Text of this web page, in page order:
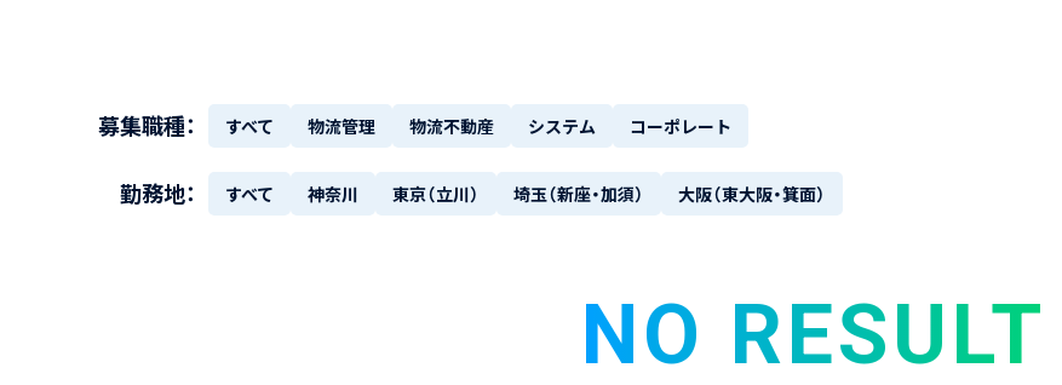
募集職種： すべて 物流管理 物流不動産 システム コーポレート
勤務地： すべて 神奈川 東京（立川） 埼玉（新座・加須） 大阪（東大阪・箕面）
NO RESULT